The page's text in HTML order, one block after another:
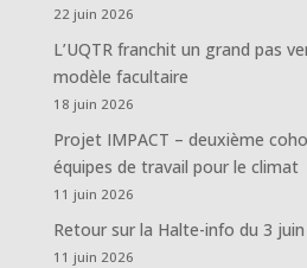
22 juin 2026
L’UQTR franchit un grand pas
modèle facultaire
18 juin 2026
Projet IMPACT – deuxième
équipes de travail pour le climat
11 juin 2026
Retour sur la Halte-info du 3 juin
11 juin 2026